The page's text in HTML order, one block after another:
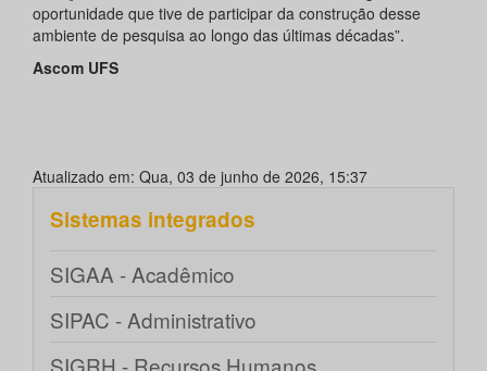
oportunidade que tive de participar da construção desse
ambiente de pesquisa ao longo das últimas décadas”.
Ascom UFS
Atualizado em: Qua, 03 de junho de 2026, 15:37
Sistemas integrados
SIGAA - Acadêmico
SIPAC - Administrativo
SIGRH - Recursos Humanos